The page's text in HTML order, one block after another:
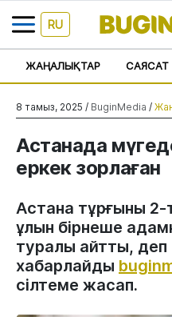
RU
ЖАҢАЛЫҚТАР САЯСАТ
8 тамыз, 2025 / BuginMedia /
Астанада
еркек зорлаған
Астана тұрғыны 2-
ұлын бірнеше
туралы айтты, деп
хабарлайды
сілтеме жасап.